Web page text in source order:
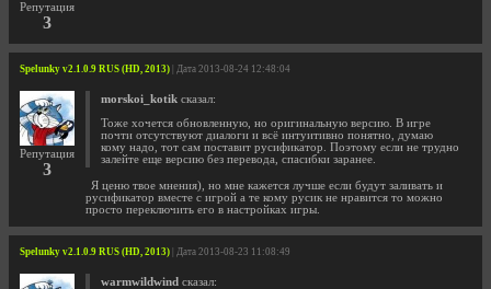
Репутация
3
Spelunky v2.1.0.9 RUS (HD, 2013) | Дата 2013-08-24 12:48:04
Репутация
3
morskoi_kotik сказал:
Тоже хочется обновленную, но оригинальную версию. В игре
почти отсутствуют диалоги и всё интуитивно понятно, думаю
кому надо, тот сам поставит русификатор. Поэтому если не трудно
залейте еще версию без перевода, спасибки заранее.
Я ценю твое мнения), но мне кажется лучше если будут заливать и
русификатор вместе с игрой а те кому русик не нравится то можно
просто переключить его в настройках игры.
Spelunky v2.1.0.9 RUS (HD, 2013) | Дата 2013-08-23 11:08:49
warmwildwind сказал: